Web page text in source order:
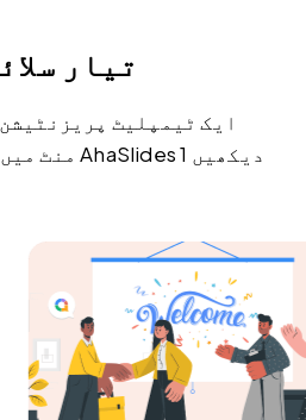
تیار
ایک ٹیمپلیٹ
دیکھیں AhaSlides 1 منٹ میں کیسے کام کرتی ہے۔